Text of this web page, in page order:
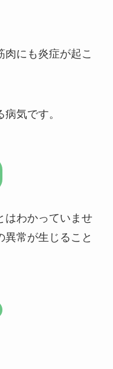
にも炎症が起こ
気です。
はわかっていませ
異常が生じること